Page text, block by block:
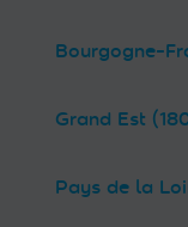
Bourgogne-
Grand Est
Pays de la